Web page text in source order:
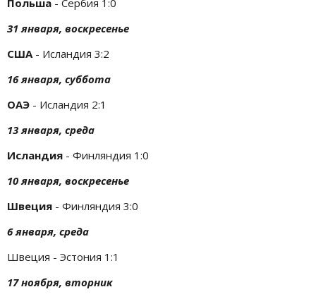
31 января, воскресенье
США - Исландия 3:2
16 января, суббота
ОАЭ - Исландия 2:1
13 января, среда
Исландия - Финляндия 1:0
10 января, воскресенье
Швеция - Финляндия 3:0
6 января, среда
Швеция - Эстония 1:1
17 ноября, вторник